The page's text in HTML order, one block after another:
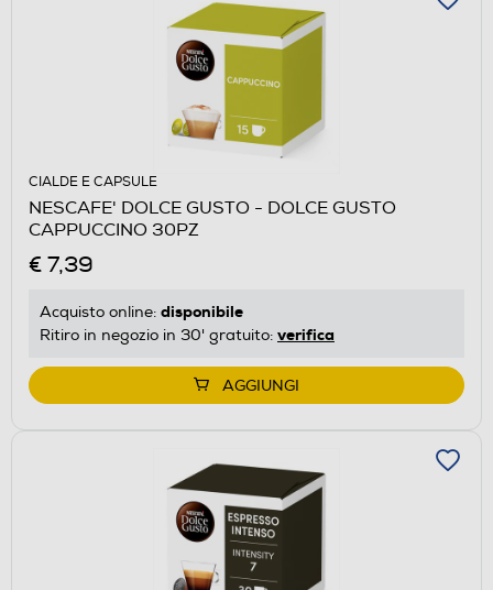
CIALDE E CAPSULE
NESCAFE' DOLCE GUSTO - DOLCE GUSTO
CAPPUCCINO 30PZ
€ 7,39
Acquisto online: disponibile
Ritiro in negozio in 30' gratuito: verifica
AGGIUNGI